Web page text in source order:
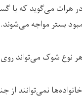
می‌گوید که با
بستر مواجه می‌شوند.
شوک می‌تواند روی
نمی‌توانند از